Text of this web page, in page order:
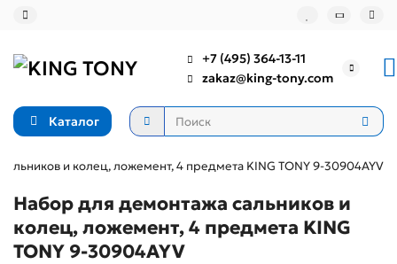
+7 (495) 364-13-11
zakaz@king-tony.com
Каталог
и колец, ложемент, 4 предмета KING TONY 9-30904AYV
Набор для демонтажа сальников и
колец, ложемент, 4 предмета KING
TONY 9-30904AYV